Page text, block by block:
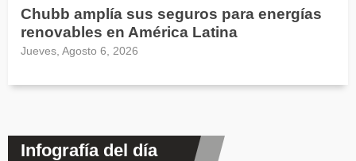
Chubb amplía sus seguros para energías
renovables en América Latina
Jueves, Agosto 6, 2026
Infografía del día